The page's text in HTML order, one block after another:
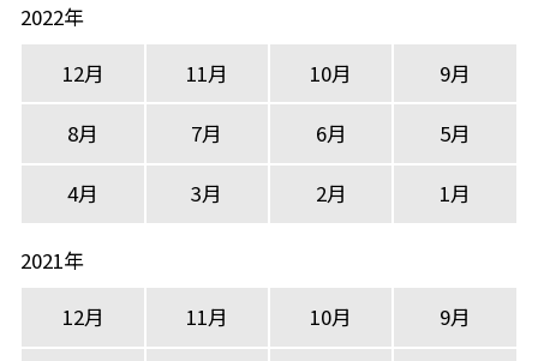
2022年
12月
11月 10月 9月
8月 7月 6月 5月
4月 3月 2月 1月
2021年
12月
11月 10月 9月